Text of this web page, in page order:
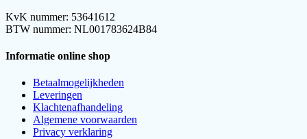
KvK nummer: 53641612
BTW nummer: NL001783624B84
Informatie online shop
Betaalmogelijkheden
Leveringen
Klachtenafhandeling
Algemene voorwaarden
Privacy verklaring